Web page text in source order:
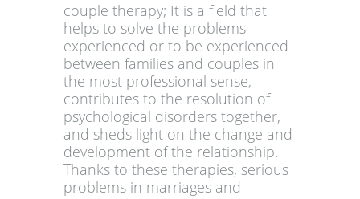
couple therapy; It is a field that
helps to solve the problems
experienced or to be experienced
between families and couples in
the most professional sense,
contributes to the resolution of
psychological disorders together,
and sheds light on the change and
development of the relationship.
Thanks to these therapies, serious
problems in marriages and